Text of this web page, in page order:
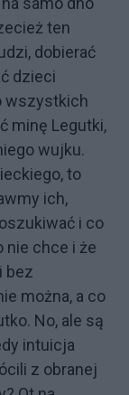
ten
dobierać
dzieci
wszystkich
minę Legutki,
wujku.
to
ich,
i co
nie chce i że
bez
można, a co
No, ale są
intuicja
z obranej